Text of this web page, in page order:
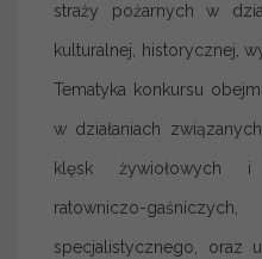
straży pożarnych w
kulturalnej, historycznej,
Tematyka konkursu
w działaniach
klęsk żywiołowych i
ratowniczo-
specjalistycznego, oraz